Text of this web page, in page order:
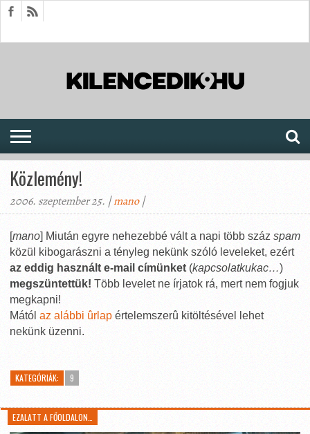
Közlemény!
2006. szeptember 25. |mano|
[mano] Miután egyre nehezebbé vált a napi több száz spam
közül kibogarászni a tényleg nekünk szóló leveleket, ezért
az eddig használt e-mail címünket (kapcsolatkukac…)
megszüntettük! Több levelet ne írjatok rá, mert nem fogjuk
megkapni!
Mától az alábbi ûrlap értelemszerû kitöltésével lehet
nekünk üzenni.
KATEGÓRIÁK: 9
EZALATT A FŐOLDALON…